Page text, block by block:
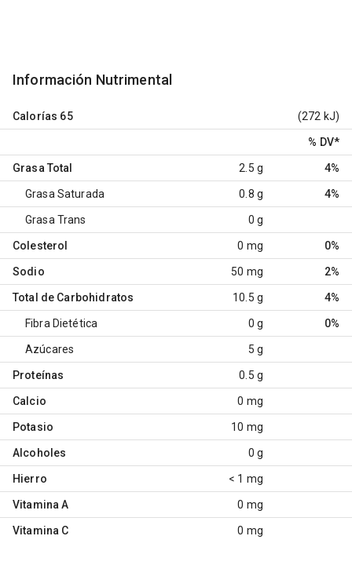
Información Nutrimental
Calorías 65 (272 kJ)
% DV*
Grasa Total 2.5 g 4%
Grasa Saturada 0.8 g 4%
Grasa Trans 0 g
Colesterol 0 mg 0%
Sodio 50 mg 2%
Total de Carbohidratos 10.5 g 4%
Fibra Dietética 0 g 0%
Azúcares 5 g
Proteínas 0.5 g
Calcio 0 mg
Potasio 10 mg
Alcoholes 0 g
Hierro < 1 mg
Vitamina A 0 mg
Vitamina C 0 mg